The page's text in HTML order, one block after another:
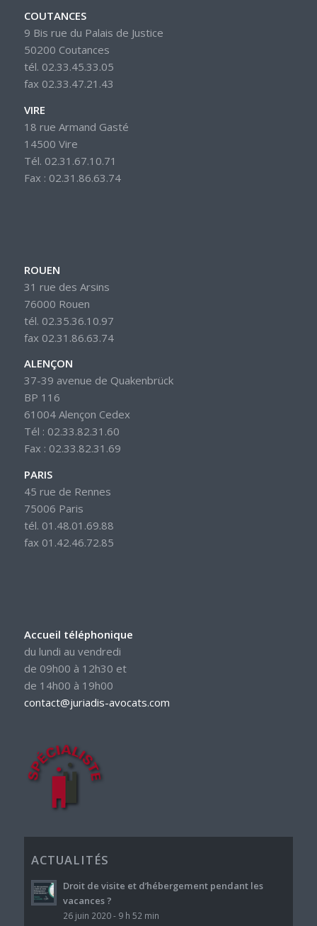
COUTANCES
9 Bis rue du Palais de Justice
50200 Coutances
tél. 02.33.45.33.05
fax 02.33.47.21.43
VIRE
18 rue Armand Gasté
14500 Vire
Tél. 02.31.67.10.71
Fax : 02.31.86.63.74
ROUEN
31 rue des Arsins
76000 Rouen
tél. 02.35.36.10.97
fax 02.31.86.63.74
ALENÇON
37-39 avenue de Quakenbrück
BP 116
61004 Alençon Cedex
Tél : 02.33.82.31.60
Fax : 02.33.82.31.69
PARIS
45 rue de Rennes
75006 Paris
tél. 01.48.01.69.88
fax 01.42.46.72.85
Accueil téléphonique
du lundi au vendredi
de 09h00 à 12h30 et
de 14h00 à 19h00
contact@juriadis-avocats.com
ACTUALITÉS
Droit de visite et d’hébergement pendant les
vacances ?
26 juin 2020 - 9 h 52 min